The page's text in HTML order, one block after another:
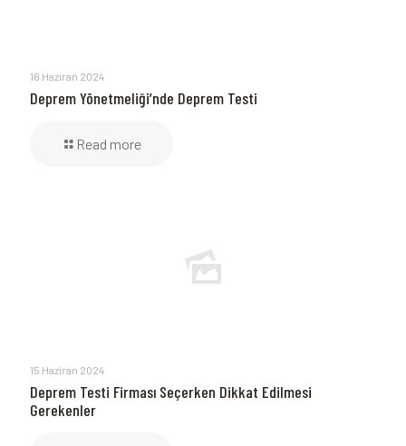
16 Haziran 2024
Deprem Yönetmeliği’nde Deprem Testi
Read more
15 Haziran 2024
Deprem Testi Firması Seçerken Dikkat Edilmesi
Gerekenler